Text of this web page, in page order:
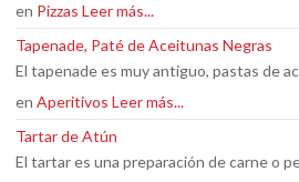
en Pizzas Leer más...
Tapenade, Paté de Aceitunas Negras
El tapenade es muy antiguo, pastas de
en Aperitivos Leer más...
Tartar de Atún
El tartar es una preparación de carne o